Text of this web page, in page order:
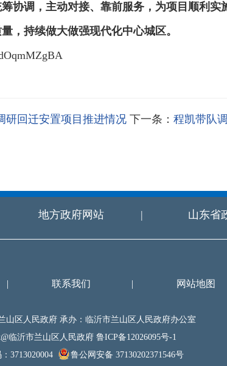
协调，主动对接、靠前服务，为项目顺利
，持续做大做强现代化中心城区。
研回迁安置项目推进情况 下一条： 程凯带队
地方政府网站 | 山东省
| 联系我们 | 网站地图
山区人民政府 承办：临沂市兰山区人民政府办公室
临沂市兰山区人民政府 鲁ICP备12026095号-1
3713020004
鲁公网安备 37130202371546号